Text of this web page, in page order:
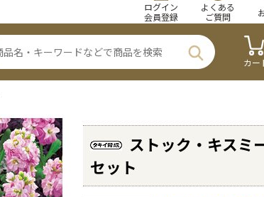
ログイン
会員登録
よくある
ご質問
カー
ストック・キスミ
セット